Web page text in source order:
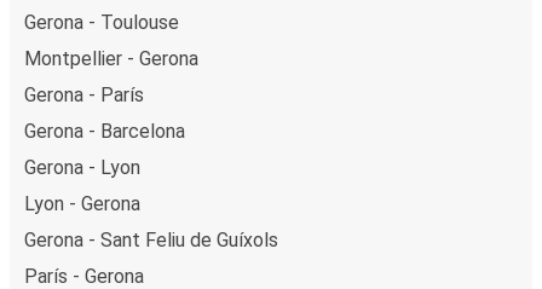
Gerona - Toulouse
Montpellier - Gerona
Gerona - París
Gerona - Barcelona
Gerona - Lyon
Lyon - Gerona
Gerona - Sant Feliu de Guíxols
París - Gerona